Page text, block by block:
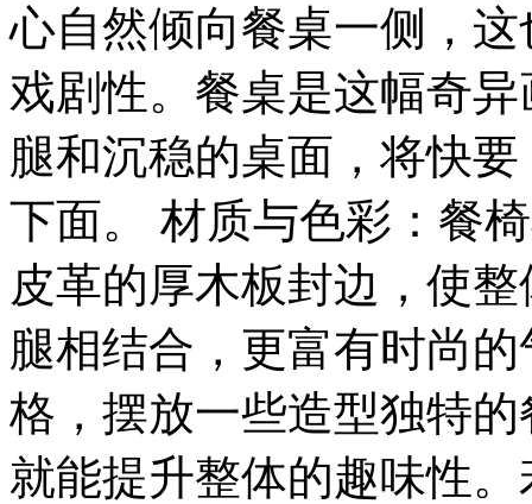
心自然倾向餐桌一侧，
戏剧性。餐桌是这幅奇
腿和沉稳的桌面，将快
下面。 材质与色彩：餐
皮革的厚木板封边，使
腿相结合，更富有时尚
格，摆放一些造型独特
就能提升整体的趣味性